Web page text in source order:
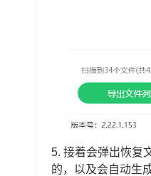
5. 接着会弹出恢复
的，以及会自动生